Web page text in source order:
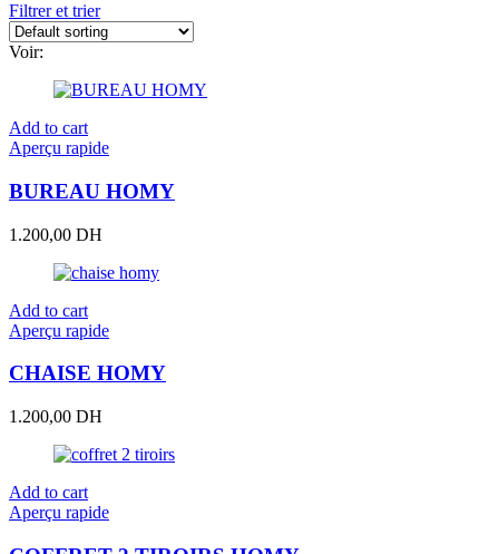
Filtrer et trier
Voir:
Add to cart
Aperçu rapide
BUREAU HOMY
1.200,00 DH
Add to cart
Aperçu rapide
CHAISE HOMY
1.200,00 DH
Add to cart
Aperçu rapide